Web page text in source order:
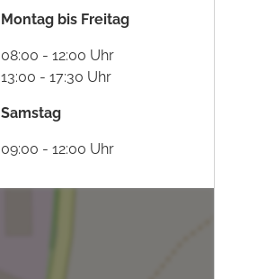
Montag bis Freitag
08:00 - 12:00 Uhr
13:00 - 17:30 Uhr
Samstag
09:00 - 12:00 Uhr